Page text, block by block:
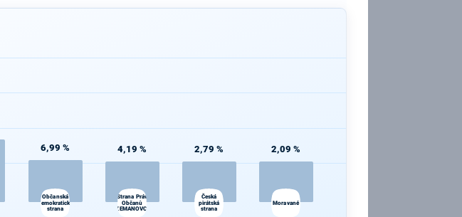
6,99 %
Občanská
demokratická
strana
4,19 %
Strana Práv
Občanů
ZEMANOVCI
2,79 %
Česká
pirátská
strana
2,09 %
Moravané